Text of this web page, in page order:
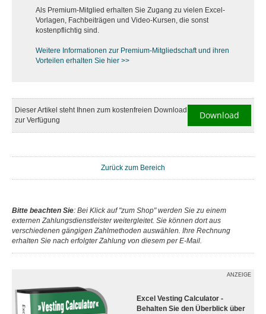
Als Premium-Mitglied erhalten Sie Zugang zu vielen Excel-
Vorlagen, Fachbeiträgen und Video-Kursen, die sonst
kostenpflichtig sind.
Weitere Informationen zur Premium-Mitgliedschaft und ihren
Vorteilen erhalten Sie hier >>
Dieser Artikel steht Ihnen zum kostenfreien Download
zur Verfügung
Download
Zurück zum Bereich
Bitte beachten Sie: Bei Klick auf "zum Shop" werden Sie zu einem
externen Zahlungsdienstleister weitergleitet. Sie können dort aus
verschiedenen gängigen Zahlmethoden auswählen. Ihre Rechnung
erhalten Sie nach erfolgter Zahlung von diesem per E-Mail.
ANZEIGE
Excel Vesting Calculator -
Behalten Sie den Überblick über